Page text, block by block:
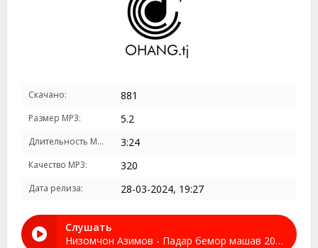
Скачано: 881
Размер MP3: 5.2
Длительность MP3: 3:24
Качество MP3: 320
Дата релиза: 28-03-2024, 19:27
Слушать
Низомчон Азимов - Падар бемор машав 2024